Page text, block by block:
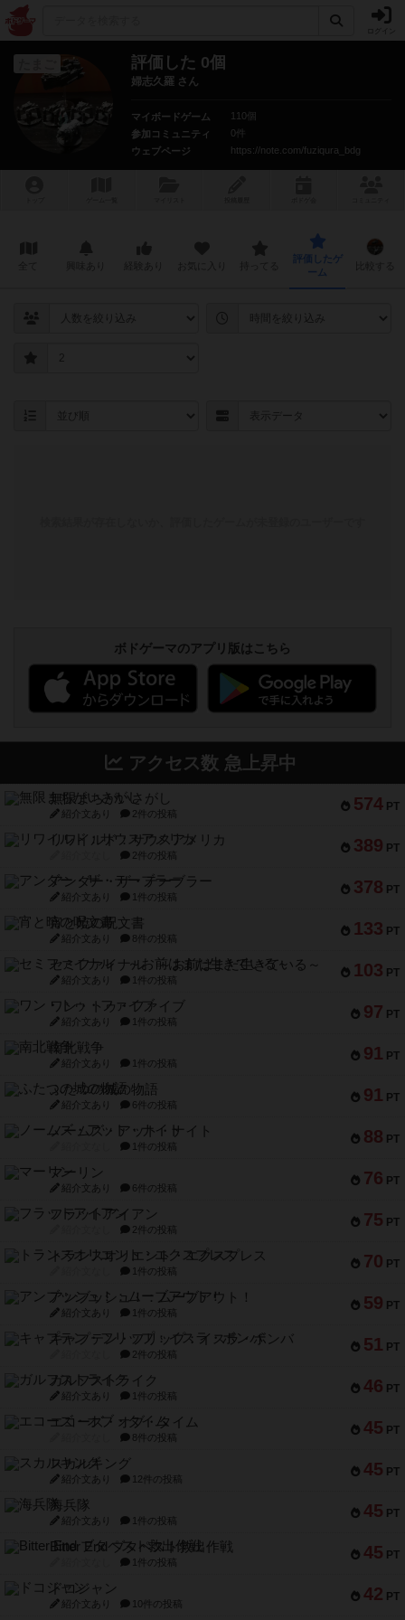
評価した 0個
婦志久羅 さん
マイボードゲーム
110個
参加コミュニティ
0件
ウェブページ
https://note.com/fuziqura_bdg
評価したゲ
ーム
ボドゲーマのアプリ版はこちら
アクセス数 急上昇中
574 PT
無限まちがいさがし
紹介文あり 2件の投稿
389 PT
リワイルド：サウスアメリカ
2件の投稿
378 PT
アンダー・ザ・テーブラー
紹介文あり 1件の投稿
133 PT
宵と暁の呪文書
紹介文あり 8件の投稿
103 PT
セミファイナル ～お前はまだ生きている～
紹介文あり 1件の投稿
97 PT
ワン・トゥ・ファイブ
紹介文あり 1件の投稿
91 PT
南北戦争
紹介文あり 1件の投稿
91 PT
ふたつの城の物語
紹介文あり 6件の投稿
88 PT
ノームズ・アット・ナイト
1件の投稿
76 PT
マーリン
紹介文あり 6件の投稿
75 PT
フラットアイアン
2件の投稿
70 PT
トランスオリエント・エクスプレス
1件の投稿
59 PT
アンブッシュ！：ムーブアウト！
紹介文あり 1件の投稿
51 PT
キャプテン・フリップ：イスラ・ボンバ
2件の投稿
46 PT
ガルフストライク
紹介文あり 1件の投稿
45 PT
エコーズ・オブ・タイム
8件の投稿
45 PT
スカルキング
紹介文あり 12件の投稿
45 PT
海兵隊
紹介文あり 1件の投稿
45 PT
Bitter End ブタペスト救出作戦
1件の投稿
42 PT
ドコジャン
紹介文あり 10件の投稿